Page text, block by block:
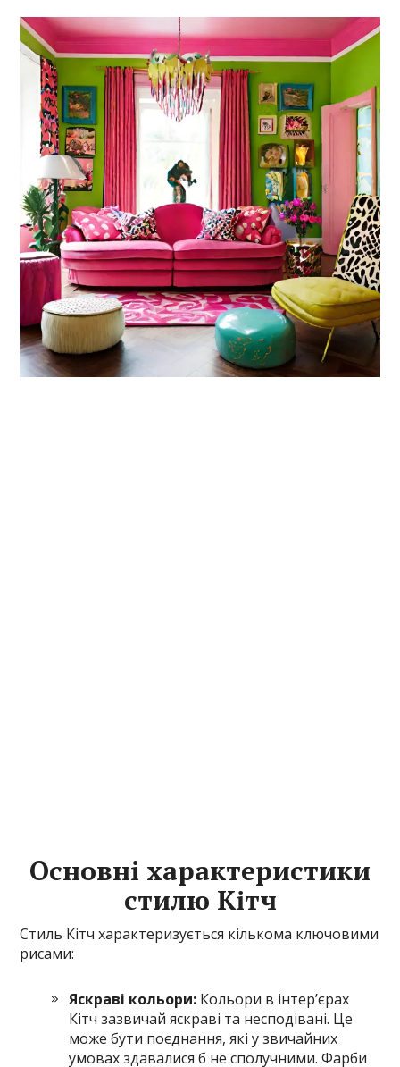
Основні характеристики
стилю Кітч
Стиль Кітч характеризується кількома ключовими
рисами:
Яскраві кольори: Кольори в інтер’єрах
Кітч зазвичай яскраві та несподівані. Це
може бути поєднання, які у звичайних
умовах здавалися б не сполучними. Фарби